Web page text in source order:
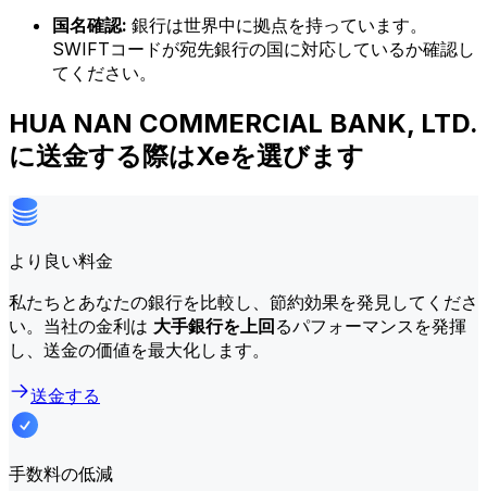
国名確認: 銀行は世界中に拠点を持っています。
SWIFTコードが宛先銀行の国に対応しているか確認し
てください。
HUA NAN COMMERCIAL BANK, LTD.
に送金する際はXeを選びます
より良い料金
私たちとあなたの銀行を比較し、節約効果を発見してくださ
い。当社の金利は 大手銀行を上回るパフォーマンスを発揮
し、送金の価値を最大化します。
送金する
手数料の低減